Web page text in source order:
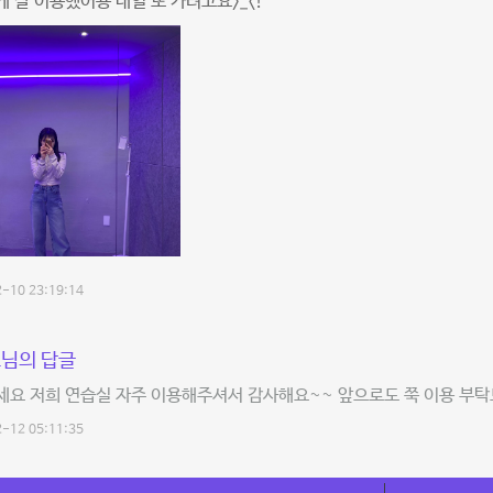
10 23:19:14
의 답글
요 저희 연습실 자주 이용해주셔서 감사해요~~ 앞으로도 쭉 이용 부
12 05:11:35